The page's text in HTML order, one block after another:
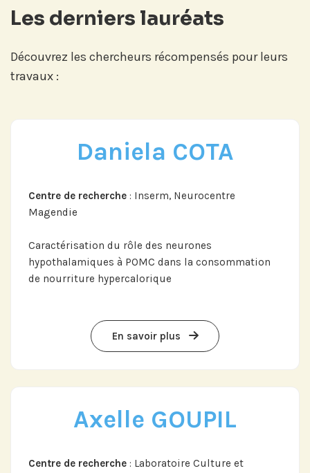
Les derniers lauréats
Découvrez les chercheurs récompensés pour leurs
travaux :
Daniela COTA
Centre de recherche : Inserm, Neurocentre
Magendie
Caractérisation du rôle des neurones
hypothalamiques à POMC dans la consommation
de nourriture hypercalorique
En savoir plus
Axelle GOUPIL
Centre de recherche : Laboratoire Culture et